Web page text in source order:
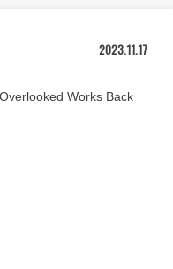
2023.11.17
Works Back